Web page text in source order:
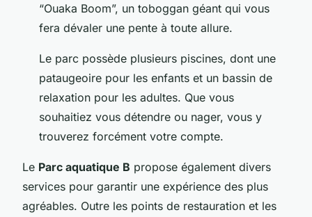
“Ouaka Boom”, un toboggan géant qui vous
fera dévaler une pente à toute allure.
Le parc possède plusieurs piscines, dont une
pataugeoire pour les enfants et un bassin de
relaxation pour les adultes. Que vous
souhaitiez vous détendre ou nager, vous y
trouverez forcément votre compte.
Le Parc aquatique B propose également divers
services pour garantir une expérience des plus
agréables. Outre les points de restauration et les